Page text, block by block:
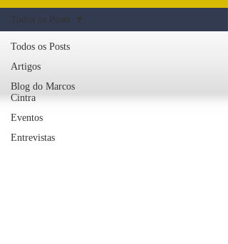
Todos os Posts
Artigos
Blog do Marcos
Cintra
Eventos
Entrevistas
Todos os Posts